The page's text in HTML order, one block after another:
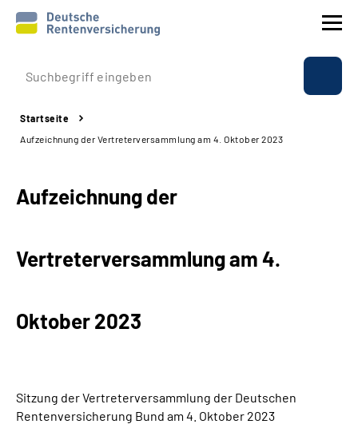
Prävention
Reha
Experten
Suche
Startseite
Aufzeichnung der Vertreterversammlung am 4. Oktober 2023
Aufzeichnung der
Vertreterversammlung am 4.
Oktober 2023
Sitzung der Vertreterversammlung der Deutschen
Rentenversicherung Bund am 4. Oktober 2023